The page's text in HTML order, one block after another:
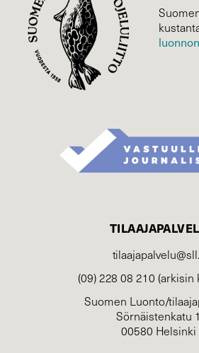
(09) 228 08 210 (arkisin
Suomen Luonto/
Sörnäistenkatu 1
00580 Helsinki